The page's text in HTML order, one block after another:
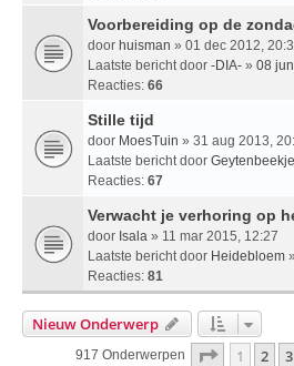
Voorbereiding op de
door huisman » 01 dec 2012,
Laatste bericht door -DIA- » 08
Reacties: 66
Stille tijd
door MoesTuin » 31 aug 2013,
Laatste bericht door Geytenbeekje
Reacties: 67
Verwacht je verhoring op
door Isala » 11 mar 2015, 12:27
Laatste bericht door Heidebloem »
Reacties: 81
Nieuw Onderwerp
917 Onderwerpen Pagina
1 2 3